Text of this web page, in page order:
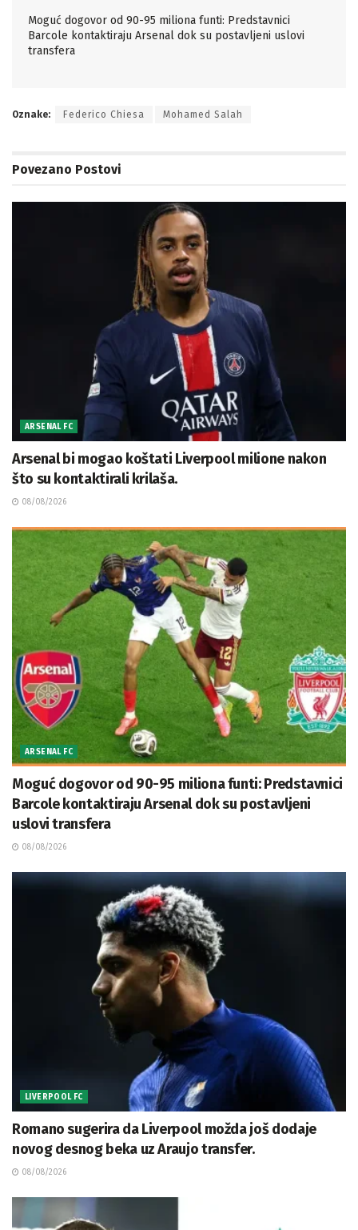
Moguć dogovor od 90-95 miliona funti: Predstavnici
Barcole kontaktiraju Arsenal dok su postavljeni uslovi
transfera
Oznake: Federico Chiesa Mohamed Salah
Povezano Postovi
ARSENAL FC
Arsenal bi mogao koštati Liverpool milione nakon
što su kontaktirali krilaša.
08/08/2026
ARSENAL FC
Moguć dogovor od 90-95 miliona funti: Predstavnici
Barcole kontaktiraju Arsenal dok su postavljeni
uslovi transfera
08/08/2026
LIVERPOOL FC
Romano sugerira da Liverpool možda još dodaje
novog desnog beka uz Araujo transfer.
08/08/2026